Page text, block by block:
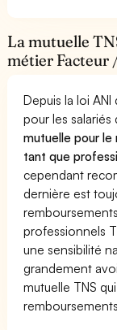
La mutuelle
métier Facteur
Depuis la loi
pour les salariés
mutuelle pour
tant que
cependant
dernière est
professionnels
une sensibilité
grandement
mutuelle TNS